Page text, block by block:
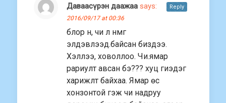
Даваасүрэн даажаа says:
2016/09/17 at 00:36
блор н, чи л нмг
элдэвлээд.байсан биздээ.
Хэллээ, ховоллоо. Чи.ямар
рариулт авсан бэ??? хуц гиэдэг
харижлт байхаа. Ямар өс
хонзонтой гэж чи надруу
Reply